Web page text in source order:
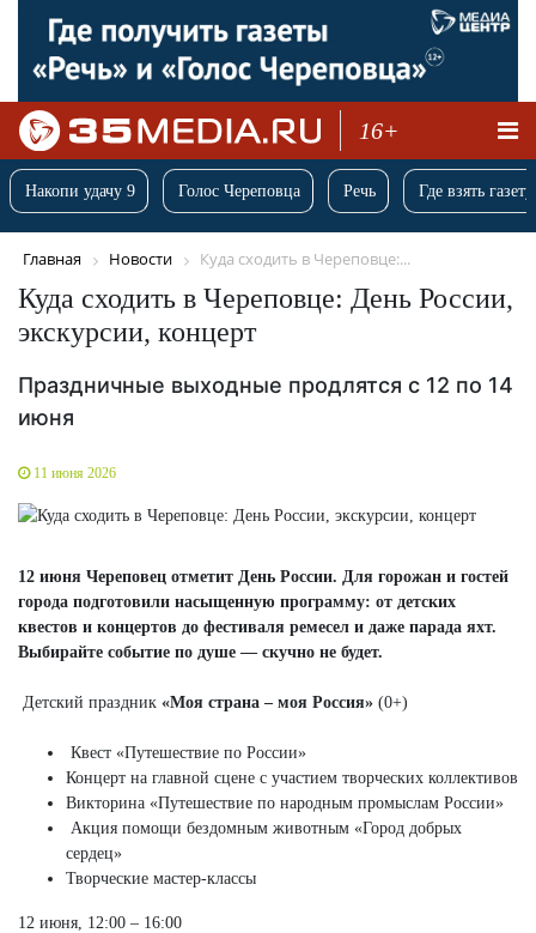
16+
Накопи удачу 9 Голос Череповца Речь Где взять
Главная Новости Куда сходить в Череповце:...
Куда сходить в Череповце: День России,
экскурсии, концерт
Праздничные выходные продлятся с 12 по 14
июня
11 июня 2026
12 июня Череповец отметит День России. Для горожан и гостей
города подготовили насыщенную программу: от детских
квестов и концертов до фестиваля ремесел и даже парада яхт.
Выбирайте событие по душе — скучно не будет.
Детский праздник «Моя страна – моя Россия» (0+)
Квест «Путешествие по России»
Концерт на главной сцене с участием творческих коллективов
Викторина «Путешествие по народным промыслам России»
Акция помощи бездомным животным «Город добрых
сердец»
Творческие мастер-классы
12 июня, 12:00 – 16:00